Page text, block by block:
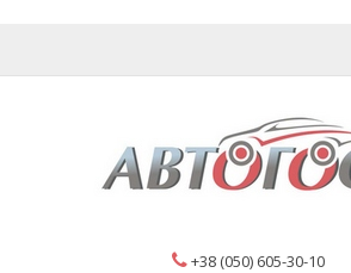
+38 (050) 605-30-10